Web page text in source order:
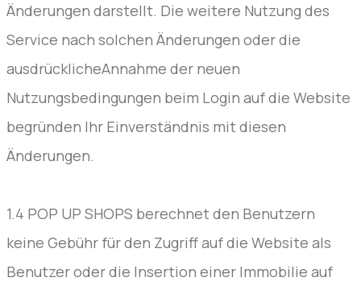
Änderungen darstellt. Die weitere Nutzung des
Service nach solchen Änderungen oder die
ausdrücklicheAnnahme der neuen
Nutzungsbedingungen beim Login auf die Website
begründen Ihr Einverständnis mit diesen
Änderungen.
1.4 POP UP SHOPS berechnet den Benutzern
keine Gebühr für den Zugriff auf die Website als
Benutzer oder die Insertion einer Immobilie auf